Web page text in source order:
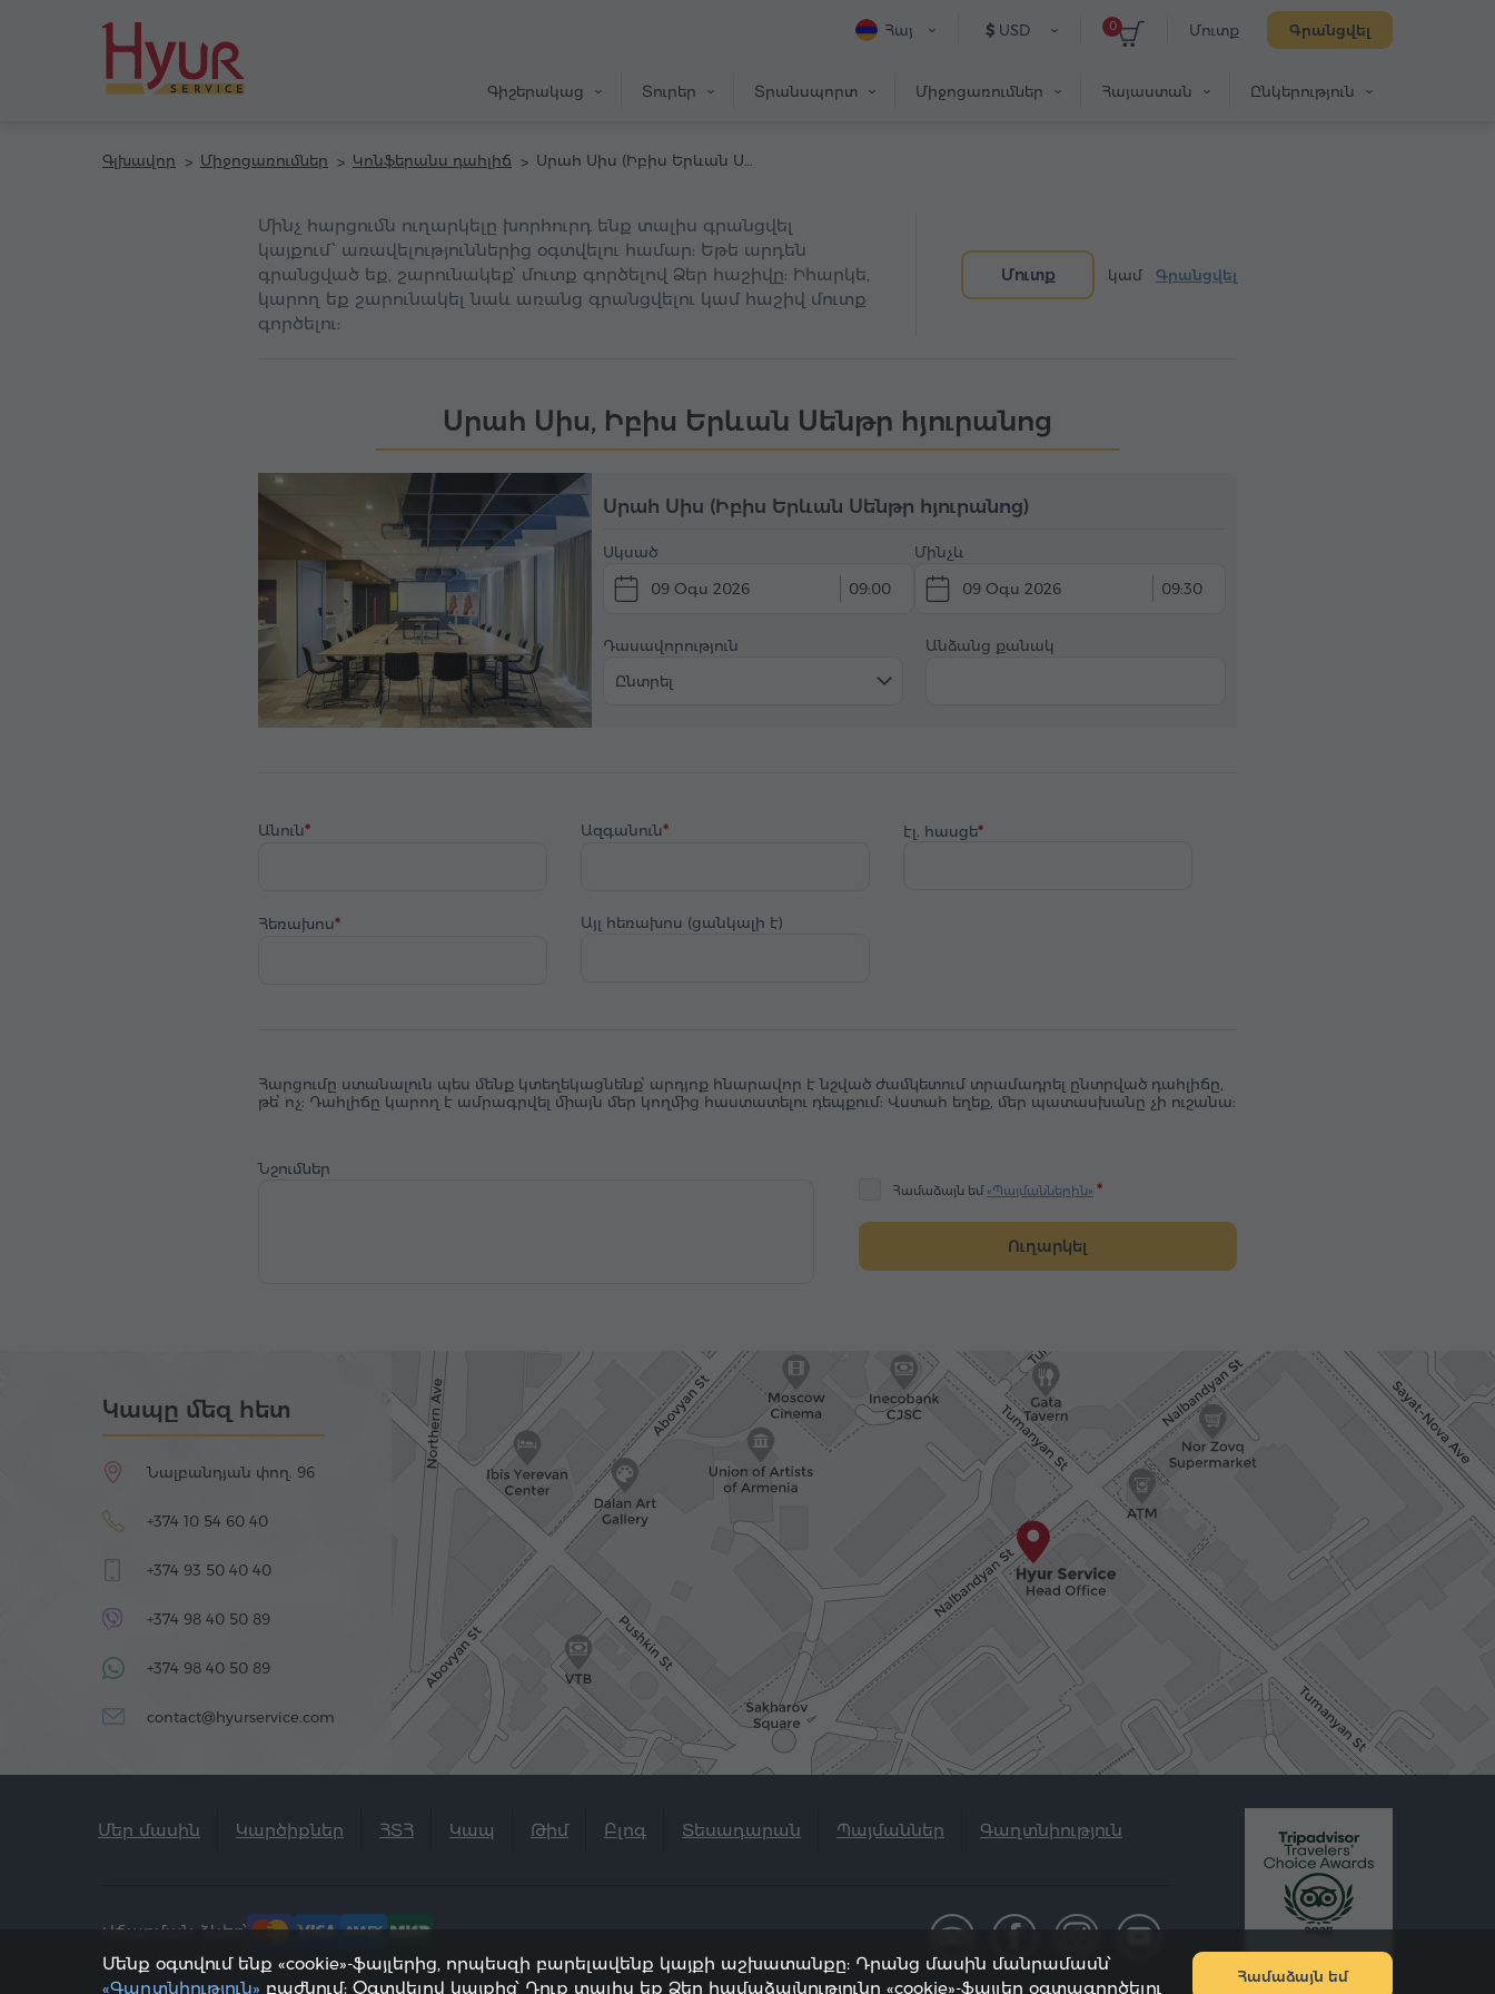
Մուտք Գրանցվել
0
$ USD
Հայ
Գիշերակաց Տուրեր Տրանսպորտ Միջոցառումներ Հայաստան Ընկերություն
Գլխավոր Միջոցառումներ Կոնֆերանս դահլիճ
Մինչ հարցումն ուղարկելը խորհուրդ ենք տալիս գրանցվել
կայքում՝ առավելություններից օգտվելու համար: Եթե արդեն
գրանցված եք, շարունակեք՝ մուտք գործելով Ձեր հաշիվը: Իհարկե,
կարող եք շարունակել նաև առանց գրանցվելու կամ հաշիվ մուտք
գործելու:
Մուտք կամ Գրանցվել
Սրահ Սիս, Իբիս Երևան Սենթր հյուրանոց
Սրահ Սիս (Իբիս Երևան Սենթր հյուրանոց)
Սկսած
09 Օգս 2026 09:00
Մինչև
09 Օգս 2026 09:30
Դասավորություն
Ընտրել
Անձանց քանակ
Անուն Ազգանուն էլ. հասցե
Հեռախոս Այլ հեռախոս (ցանկալի է)
Հարցումը ստանալուն պես մենք կտեղեկացնենք՝ արդյոք հնարավոր է նշված ժամկետում տրամադրել ընտրված դահլիճը,
թե՝ ոչ: Դահլիճը կարող է ամրագրվել միայն մեր կողմից հաստատելու դեպքում: Վստահ եղեք, մեր պատասխանը չի ուշանա:
Նշումներ
Համաձայն եմ «Պայմաններին»
Ուղարկել
Կապը մեզ հետ
Նալբանդյան փող. 96
+374 10 54 60 40
+374 93 50 40 40
+374 98 40 50 89
+374 98 40 50 89
contact@hyurservice.com
Մեր մասին Կարծիքներ ՀՏՀ Կապ Թիմ Բլոգ Տեսադարան Պայմաններ Գաղտնիություն
Վճարման ձևեր՝
Մենք օգտվում ենք «cookie»-ֆայլերից, որպեսզի բարելավենք կայքի աշխատանքը: Դրանց մասին մանրամասն՝
«Գաղտնիություն» բաժնում: Օգտվելով կայքից՝ Դուք տալիս եք Ձեր համաձայնությունը «cookie»-ֆայլեր օգտագործելու
Համաձայն եմ